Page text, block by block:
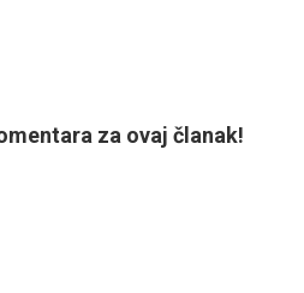
za ovaj članak!